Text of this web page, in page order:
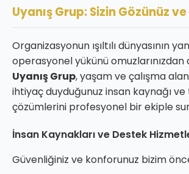
Uyanış Grup: Sizin Gözünüz
Organizasyonun ışıltılı dünyasının
operasyonel yükünü omuzlarınızdan
Uyanış Grup, yaşam ve çalışma
ihtiyaç duyduğunuz insan kaynağı
çözümlerini profesyonel bir ekiple
İnsan Kaynakları ve Destek
Güvenliğiniz ve konforunuz bizim